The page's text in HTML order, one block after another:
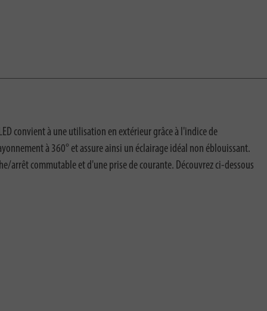
convient à une utilisation en extérieur grâce à l'indice de
à 360° et assure ainsi un éclairage idéal non éblouissant.
arrêt commutable et d'une prise de courante. Découvrez ci-dessous